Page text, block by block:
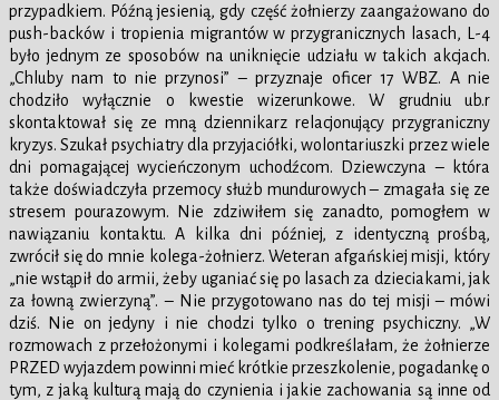
przypadkiem. Późną jesienią, gdy część żołnierzy zaangażowano do
push-backów i tropienia migrantów w przygranicznych lasach, L-4
było jednym ze sposobów na uniknięcie udziału w takich akcjach.
„Chluby nam to nie przynosi” – przyznaje oficer 17 WBZ. A nie
chodziło wyłącznie o kwestie wizerunkowe. W grudniu ub.r
skontaktował się ze mną dziennikarz relacjonujący przygraniczny
kryzys. Szukał psychiatry dla przyjaciółki, wolontariuszki przez wiele
dni pomagającej wycieńczonym uchodźcom. Dziewczyna – która
także doświadczyła przemocy służb mundurowych – zmagała się ze
stresem pourazowym. Nie zdziwiłem się zanadto, pomogłem w
nawiązaniu kontaktu. A kilka dni później, z identyczną prośbą,
zwrócił się do mnie kolega-żołnierz. Weteran afgańskiej misji, który
„nie wstąpił do armii, żeby uganiać się po lasach za dzieciakami, jak
za łowną zwierzyną”. – Nie przygotowano nas do tej misji – mówi
dziś. Nie on jedyny i nie chodzi tylko o trening psychiczny. „W
rozmowach z przełożonymi i kolegami podkreślałam, że żołnierze
PRZED wyjazdem powinni mieć krótkie przeszkolenie, pogadankę o
tym, z jaką kulturą mają do czynienia i jakie zachowania są inne od